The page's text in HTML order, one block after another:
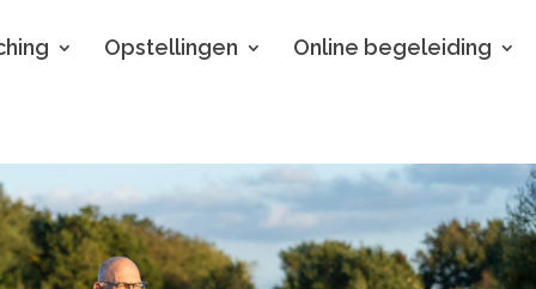
Opstellingen Online begeleiding